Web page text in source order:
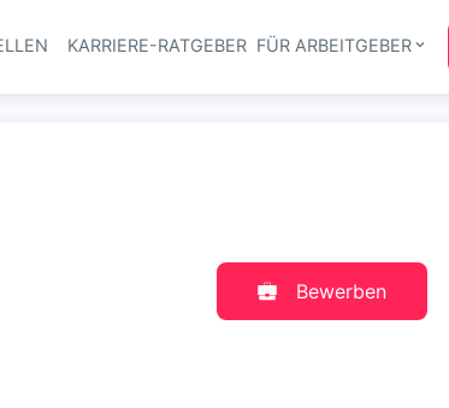
Haupt-Navigation
KARRIERE-RATGEBER FÜR ARBEITGEBER
Bewerben